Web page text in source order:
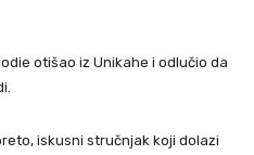
otišao iz Unikahe i odlučio da
iskusni stručnjak koji dolazi